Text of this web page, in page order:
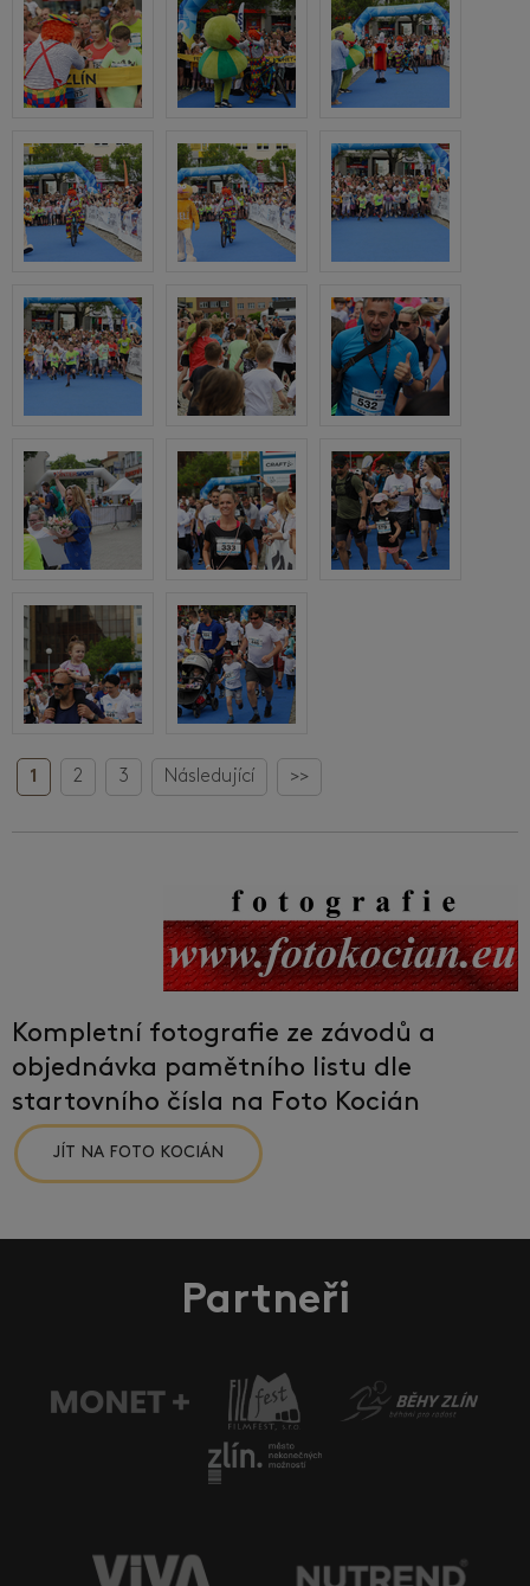
1 2 3 Následující >>
Kompletní fotografie ze závodů a
objednávka pamětního listu dle
startovního čísla na Foto Kocián
JÍT NA FOTO KOCIÁN
Partneři